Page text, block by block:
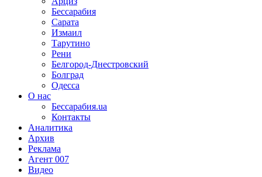
Бессарабия
Сарата
Измаил
Тарутино
Рени
Белгород-Днестровский
Болград
Одесса
О нас
Бессарабия.ua
Контакты
Аналитика
Архив
Реклама
Агент 007
Видео